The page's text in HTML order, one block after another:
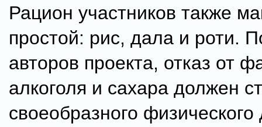
Рацион участников также
простой: рис, дала и роти.
авторов проекта, отказ от
алкоголя и сахара должен
своеобразного физического